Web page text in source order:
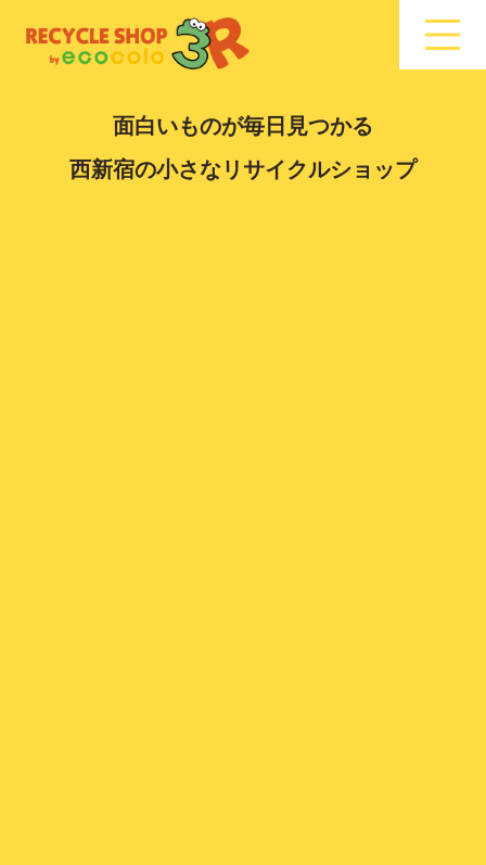
面白いものが毎日見つかる
西新宿の小さなリサイクルショップ